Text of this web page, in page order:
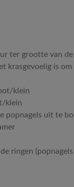
ter grootte van de
krasgevoelig is
klein
klein
popnagels uit te
ringen